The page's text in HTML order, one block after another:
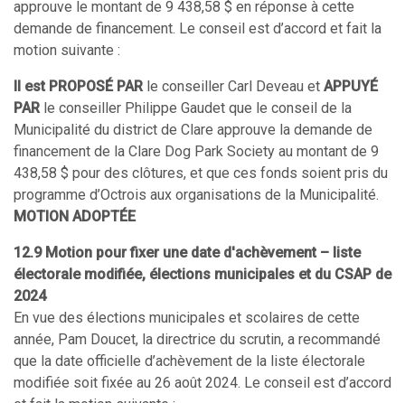
approuve le montant de 9 438,58 $ en réponse à cette
demande de financement. Le conseil est d’accord et fait la
motion suivante :
Il est PROPOSÉ PAR le conseiller Carl Deveau et APPUYÉ
PAR le conseiller Philippe Gaudet que le conseil de la
Municipalité du district de Clare approuve la demande de
financement de la Clare Dog Park Society au montant de 9
438,58 $ pour des clôtures, et que ces fonds soient pris du
programme d’Octrois aux organisations de la Municipalité.
MOTION ADOPTÉE
12.9 Motion pour fixer une date d'achèvement – liste
électorale modifiée, élections municipales et du CSAP de
2024
En vue des élections municipales et scolaires de cette
année, Pam Doucet, la directrice du scrutin, a recommandé
que la date officielle d’achèvement de la liste électorale
modifiée soit fixée au 26 août 2024. Le conseil est d’accord